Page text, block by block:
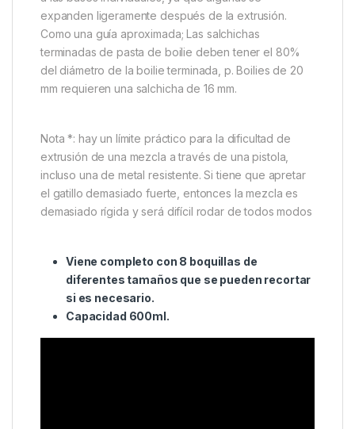
expanden ligeramente después de la extrusión.
Como una guía aproximada; Las salchichas
terminadas de pasta de boilie deben tener el 80%
del diámetro de la boilie terminada, p. Boilies de 20
mm requieren una salchicha de 16 mm.
Nota *: hay un límite práctico para la dificultad de
extrusión de una mezcla a través de una pistola,
incluso una de metal resistente. Si tiene que apretar
el gatillo demasiado fuerte, entonces la mezcla es
demasiado rígida y será difícil rodar de todos modos
Viene completo con 8 boquillas de
diferentes tamaños que se pueden recortar
si es necesario.
Capacidad 600ml.